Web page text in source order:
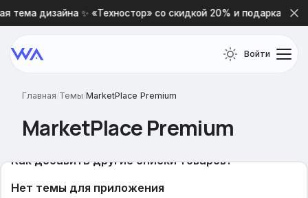
тема дизайна ✨ «Техностор» со скидкой 20% и подарками 🎁
Войти
Главная/Темы/MarketPlace Premium
MarketPlace Premium
Форма обратной связи
Не обновляется логотип
Как добавить товары в списки?
Как добавить другие списки товаров?
Нет темы для приложения